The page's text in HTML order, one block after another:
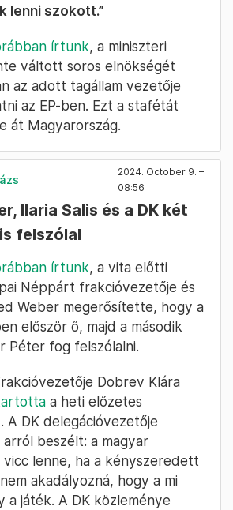
lenni szokott.”
írtunk, a miniszteri
váltott soros elnökségét
az adott tagállam vezetője
az EP-ben. Ezt a stafétát
át Magyarország.
2024. October 9. –
08:56
Ilaria Salis és a DK két
felszólal
írtunk, a vita előtti
Néppárt frakcióvezetője és
Weber megerősítette, hogy a
először ő, majd a második
Péter fog felszólalni.
Dobrev Klára
a heti előzetes
A DK delegációvezetője
beszélt: a magyar
lenne, ha a kényszeredett
akadályozná, hogy a mi
a játék. A DK közleménye